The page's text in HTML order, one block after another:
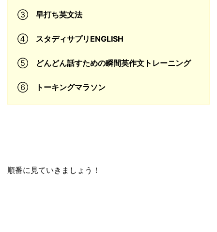
③ 早打ち英文法
④ スタディサプリENGLISH
⑤ どんどん話すための瞬間英作文トレーニング
⑥ トーキングマラソン
順番に見ていきましょう！